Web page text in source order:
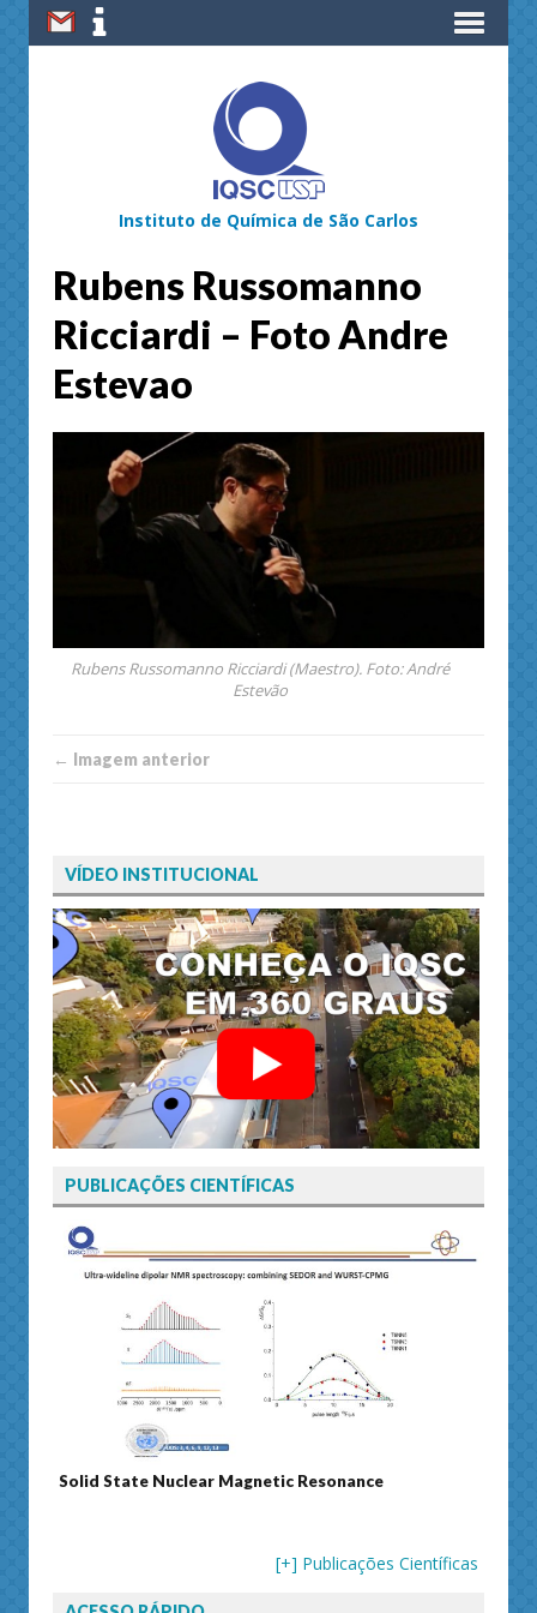
Instituto de Química de São Carlos
Rubens Russomanno
Ricciardi – Foto Andre
Estevao
Rubens Russomanno Ricciardi (Maestro). Foto: André
Estevão
← Imagem anterior
VÍDEO INSTITUCIONAL
PUBLICAÇÕES CIENTÍFICAS
Solid State Nuclear Magnetic Resonance
[+] Publicações Científicas